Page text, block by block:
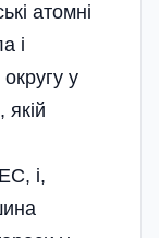
атомні
і
у
і,